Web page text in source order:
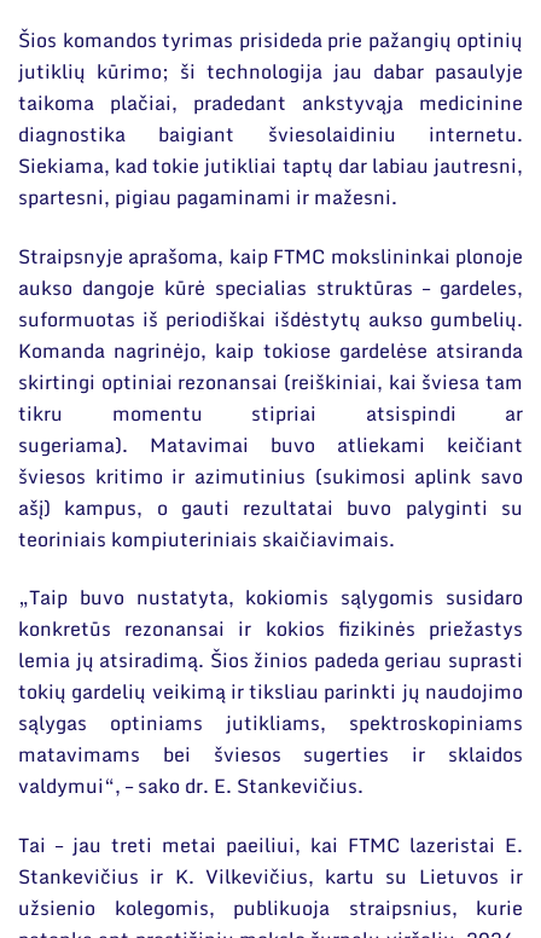
Šios komandos tyrimas prisideda prie pažangių optinių
jutiklių kūrimo; ši technologija jau dabar pasaulyje
taikoma plačiai, pradedant ankstyvąja medicinine
diagnostika baigiant šviesolaidiniu internetu.
Siekiama, kad tokie jutikliai taptų dar labiau jautresni,
spartesni, pigiau pagaminami ir mažesni.
Straipsnyje aprašoma, kaip FTMC mokslininkai plonoje
aukso dangoje kūrė specialias struktūras – gardeles,
suformuotas iš periodiškai išdėstytų aukso gumbelių.
Komanda nagrinėjo, kaip tokiose gardelėse atsiranda
skirtingi optiniai rezonansai (reiškiniai, kai šviesa tam
tikru momentu stipriai atsispindi ar
sugeriama). Matavimai buvo atliekami keičiant
šviesos kritimo ir azimutinius (sukimosi aplink savo
ašį) kampus, o gauti rezultatai buvo palyginti su
teoriniais kompiuteriniais skaičiavimais.
„Taip buvo nustatyta, kokiomis sąlygomis susidaro
konkretūs rezonansai ir kokios fizikinės priežastys
lemia jų atsiradimą. Šios žinios padeda geriau suprasti
tokių gardelių veikimą ir tiksliau parinkti jų naudojimo
sąlygas optiniams jutikliams, spektroskopiniams
matavimams bei šviesos sugerties ir sklaidos
valdymui“, – sako dr. E. Stankevičius.
Tai – jau treti metai paeiliui, kai FTMC lazeristai E.
Stankevičius ir K. Vilkevičius, kartu su Lietuvos ir
užsienio kolegomis, publikuoja straipsnius, kurie